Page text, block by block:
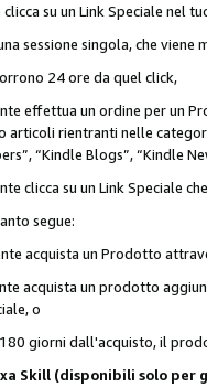
su un Link Speciale nel
sessione singola, che viene
24 ore da quel click,
effettua un ordine per un
articoli rientranti nelle
“Kindle Blogs”, “Kindle
clicca su un Link Speciale
segue:
acquista un Prodotto
acquista un prodotto
o
giorni dall'acquisto, il
Skill (disponibili solo per